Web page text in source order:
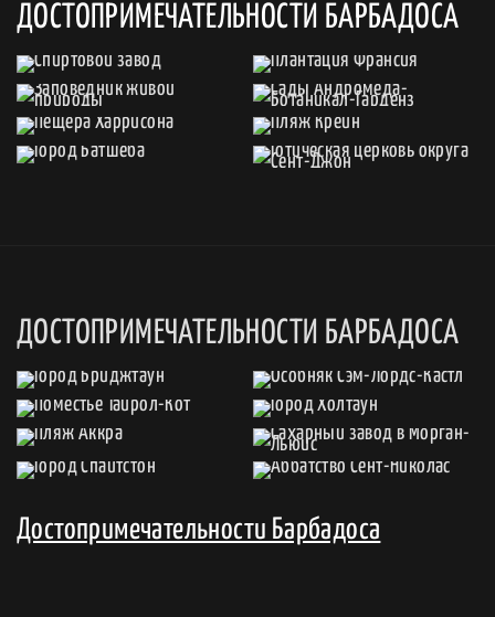
ДОСТОПРИМЕЧАТЕЛЬНОСТИ БАРБАДОСА
ДОСТОПРИМЕЧАТЕЛЬНОСТИ БАРБАДОСА
Достопримечательности Барбадоса